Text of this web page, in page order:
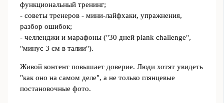
функциональный тренинг;
- советы тренеров - мини-лайфхаки, упражнения,
разбор ошибок;
- челленджи и марафоны ("30 дней plank challenge",
"минус 3 см в талии").
Живой контент повышает доверие. Люди хотят увидеть
"как оно на самом деле", а не только глянцевые
постановочные фото.